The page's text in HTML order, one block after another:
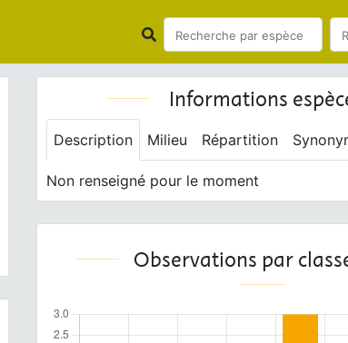
Informations
Description Milieu Répartition
Non renseigné pour le moment
Observations par